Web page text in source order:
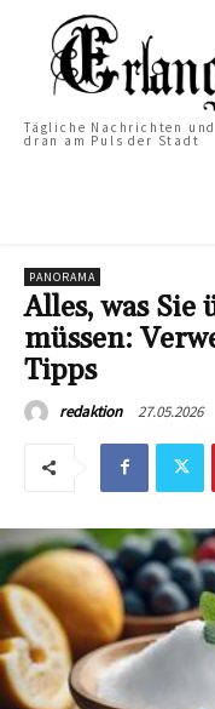
Tägliche Nachrichten
dran am Puls der Stadt
PANORAMA
Alles, was Sie
müssen:
Tipps
redaktion 27.05.2026